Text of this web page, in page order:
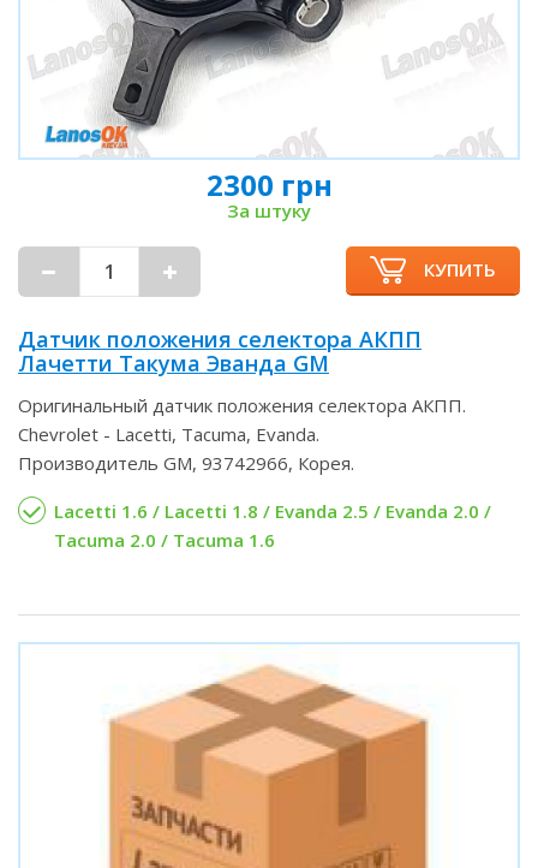
2300 грн
За штуку
КУПИТЬ
Датчик положения селектора АКПП
Лачетти Такума Эванда GM
Оригинальный датчик положения селектора АКПП.
Chevrolet - Lacetti, Tacuma, Evanda.
Производитель GM, 93742966, Корея.
Lacetti 1.6 / Lacetti 1.8 / Evanda 2.5 / Evanda 2.0 /
Tacuma 2.0 / Tacuma 1.6